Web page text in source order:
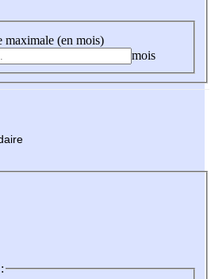
maximale (en mois)
mois